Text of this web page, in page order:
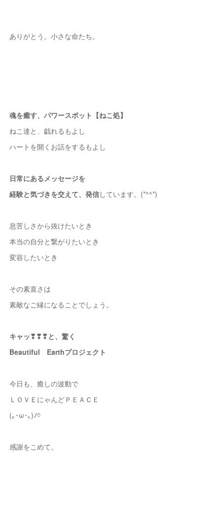
ありがとう。小さな命たち。
魂を癒す、パワースポット【ねこ処】
ねこ達と、戯れるもよし
ハートを開くお話をするもよし
日常にあるメッセージを
経験と気づきを交えて、発信しています。(*^^*)
息苦しさから抜けたいとき
本当の自分と繋がりたいとき
変容したいとき
その素直さは
素敵なご縁になることでしょう。
キャッ❣❣❣と、驚く
Beautiful Earthプロジェクト
今日も、癒しの波動で
ＬＯＶＥにゃんどＰＥＡＣＥ
(｡･ω･｡)ﾉ♡
感謝をこめて。